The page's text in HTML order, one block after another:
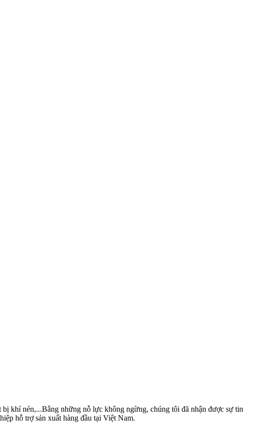
khí nén,...Bằng những nỗ lực không ngừng, chúng tôi đã nhận được sự tin
hỗ trợ sản xuất hàng đầu tại Việt Nam.